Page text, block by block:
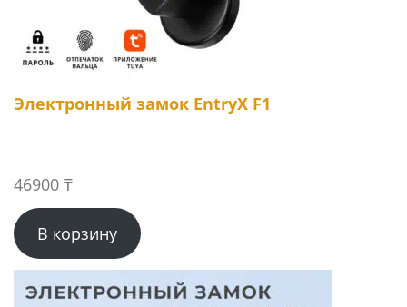
Электронный замок EntryX F1
46900 ₸
В корзину